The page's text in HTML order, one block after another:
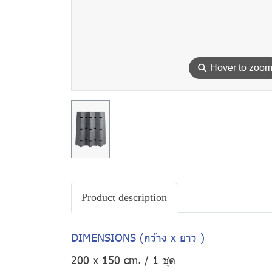
⚲ Hover to zoom
Product description
DIMENSIONS (กว้าง x ยาว )
200 x 150 cm. / 1 ชุด